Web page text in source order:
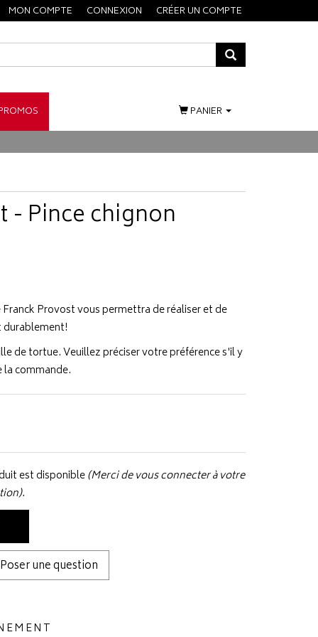
MON COMPTE CONNEXION CRÉER UN COMPTE
PANIER
- Pince chignon
Franck Provost vous permettra de réaliser et de
de tortue. Veuillez préciser votre préférence s'il y
la commande.
est disponible(Merci de vous connecter à votre
Poser une question